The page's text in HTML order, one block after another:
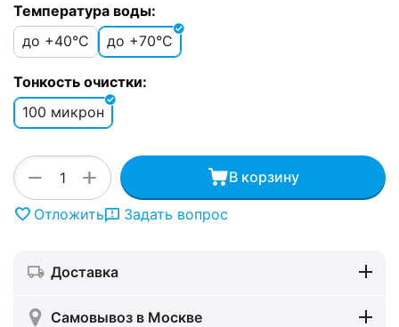
Температура воды:
до +40°C
до +70°C
Тонкость очистки:
100 микрон
+
− В корзину
Отложить Задать вопрос
Доставка
Самовывоз в Москве